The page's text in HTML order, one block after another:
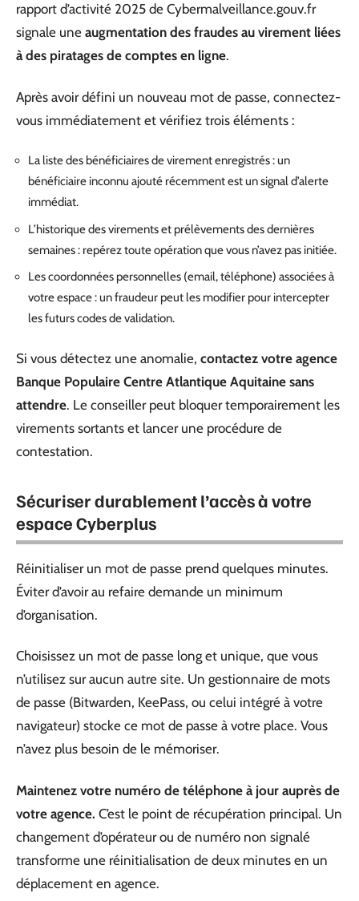
rapport d’activité 2025 de Cybermalveillance.gouv.fr
signale une augmentation des fraudes au virement liées
à des piratages de comptes en ligne.
Après avoir défini un nouveau mot de passe, connectez-
vous immédiatement et vérifiez trois éléments :
La liste des bénéficiaires de virement enregistrés : un
bénéficiaire inconnu ajouté récemment est un signal d’alerte
immédiat.
L’historique des virements et prélèvements des dernières
semaines : repérez toute opération que vous n’avez pas initiée.
Les coordonnées personnelles (email, téléphone) associées à
votre espace : un fraudeur peut les modifier pour intercepter
les futurs codes de validation.
Si vous détectez une anomalie, contactez votre agence
Banque Populaire Centre Atlantique Aquitaine sans
attendre. Le conseiller peut bloquer temporairement les
virements sortants et lancer une procédure de
contestation.
Sécuriser durablement l’accès à votre
espace Cyberplus
Réinitialiser un mot de passe prend quelques minutes.
Éviter d’avoir au refaire demande un minimum
d’organisation.
Choisissez un mot de passe long et unique, que vous
n’utilisez sur aucun autre site. Un gestionnaire de mots
de passe (Bitwarden, KeePass, ou celui intégré à votre
navigateur) stocke ce mot de passe à votre place. Vous
n’avez plus besoin de le mémoriser.
Maintenez votre numéro de téléphone à jour auprès de
votre agence. C’est le point de récupération principal. Un
changement d’opérateur ou de numéro non signalé
transforme une réinitialisation de deux minutes en un
déplacement en agence.